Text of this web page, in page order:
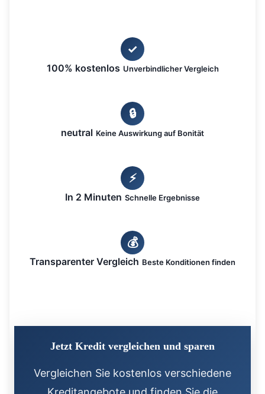
✓
100% kostenlos Unverbindlicher Vergleich
🔒
neutral Keine Auswirkung auf Bonität
⚡
In 2 Minuten Schnelle Ergebnisse
💰
Transparenter Vergleich Beste Konditionen finden
Jetzt Kredit vergleichen und sparen
Vergleichen Sie kostenlos verschiedene